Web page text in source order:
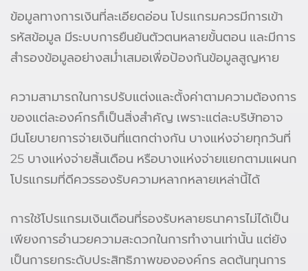
ข้อมูลทางการเงินที่ละเอียดอ่อน โปรแกรมควรมีการเข้า
รหัสข้อมูล มีระบบการยืนยันตัวตนหลายขั้นตอน และมีการ
สำรองข้อมูลอย่างสม่ำเสมอเพื่อป้องกันข้อมูลสูญหาย
ความสามารถในการปรับแต่งและตั้งค่าตามความต้องการ
ของแต่ละองค์กรก็เป็นสิ่งสำคัญ เพราะแต่ละบริษัทอาจ
มีนโยบายการจ่ายเงินที่แตกต่างกัน บางแห่งจ่ายทุกวันที่
25 บางแห่งจ่ายสิ้นเดือน หรือบางแห่งจ่ายแยกตามแผนก
โปรแกรมที่ดีควรรองรับความหลากหลายเหล่านี้ได้
การใช้โปรแกรมเงินเดือนที่รองรับหลายธนาคารไม่ได้เป็น
เพียงการอำนวยความสะดวกในการทำงานเท่านั้น แต่ยัง
เป็นการยกระดับประสิทธิภาพขององค์กร ลดต้นทุนการ